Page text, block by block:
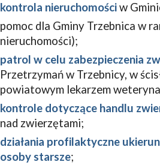
kontrola nieruchomościw
pomoc dla Gminy Trzebnica w
nieruchomości);
patrol w celu zabezpieczenia
Przetrzymań w Trzebnicy, w
powiatowym lekarzem
kontrole dotyczące handlu
nad zwierzętami;
działania profilaktyczne
osoby starsze;